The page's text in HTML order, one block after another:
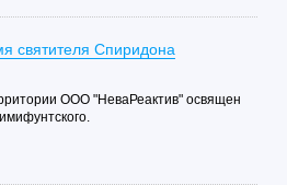
святителя Спиридона
ООО "НеваРеактив" освящен